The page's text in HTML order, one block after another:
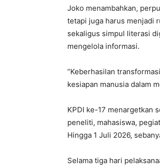
Joko menambahkan,
tetapi juga harus menjadi
sekaligus simpul literasi
mengelola informasi.
“Keberhasilan
kesiapan manusia dalam
KPDI ke-17 menargetkan
peneliti, mahasiswa,
Hingga 1 Juli 2026,
Selama tiga hari